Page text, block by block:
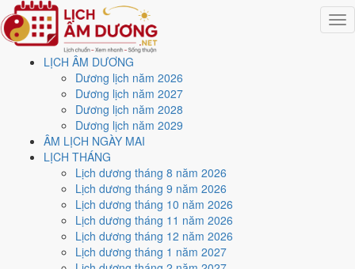
LỊCH ÂM DƯƠNG
Dương lịch năm 2026
Dương lịch năm 2027
Dương lịch năm 2028
Dương lịch năm 2029
ÂM LỊCH NGÀY MAI
LỊCH THÁNG
Lịch dương tháng 8 năm 2026
Lịch dương tháng 9 năm 2026
Lịch dương tháng 10 năm 2026
Lịch dương tháng 11 năm 2026
Lịch dương tháng 12 năm 2026
Lịch dương tháng 1 năm 2027
Trang chủ
Lịch năm 2026
Tháng 8/2026
Ngày 24/8/2026 (Canh Ngọ)
Xem ngày24/8/2026
lịch - Ngày 12/7 âm lịch
(Canh Ngọ) tốt hay xấu?
Ngày 24/8/2026 dương lịch (Thứ Hai) là ngày 12/7/2026 âm lịch